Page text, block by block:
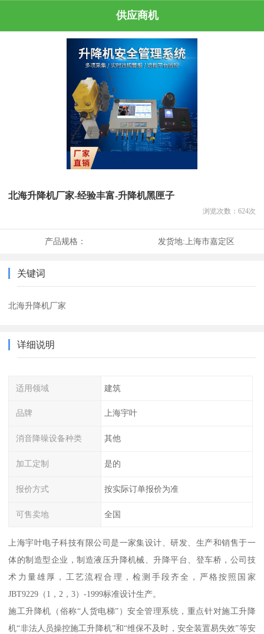
供应商机
北海升降机厂家-经验丰富-升降机黑匣子
浏览次数： 624次
产品规格： 发货地:上海市嘉定区
关键词
北海升降机厂家
详细说明
适用领域 建筑
品牌 上海宇叶
消音降噪设备种类 其他
加工定制 是的
报价方式 按实际订单报价为准
可售卖地 全国
上海宇叶电子科技有限公司是一家集设计、研发、生产和销售于一
体的制造型企业，制造液压升降机械、升降平台、登车桥，公司技
术力量雄厚，工艺流程合理，检测手段齐全，严格按照国家
JBT9229（1，2，3）-1999标准设计生产。
施工升降机（俗称“人货电梯”）安全管理系统，重点针对施工升降
机“非法人员操控施工升降机”和“维保不及时，安全装置易失效”等安